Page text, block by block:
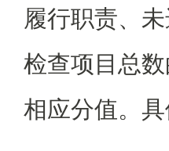
履行职责、
检查项目总
相应分值。具